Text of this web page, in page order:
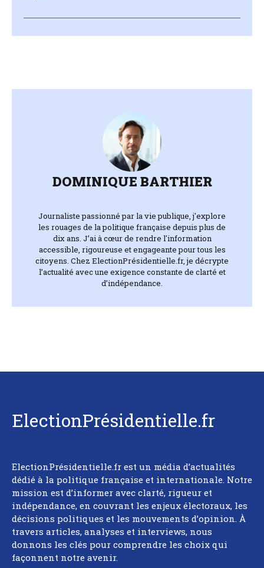
DOMINIQUE BARTHIER
Journaliste passionné par la vie publique, j'explore
les rouages de la politique française depuis plus de
dix ans. J’ai à cœur de rendre l'information
accessible, rigoureuse et engageante pour tous les
citoyens. Chez ElectionPrésidentielle.fr, je décrypte
l’actualité avec une exigence constante de clarté et
d’indépendance.
ElectionPrésidentielle.fr
ElectionPrésidentielle.fr est un média d’actualités
dédié à la politique française et internationale. Notre
mission est d’informer avec clarté, rigueur et
indépendance, en couvrant les enjeux électoraux, les
décisions politiques et les mouvements d’opinion. À
travers articles, analyses et interviews, nous
donnons les clés pour comprendre les choix qui
façonnent notre avenir.